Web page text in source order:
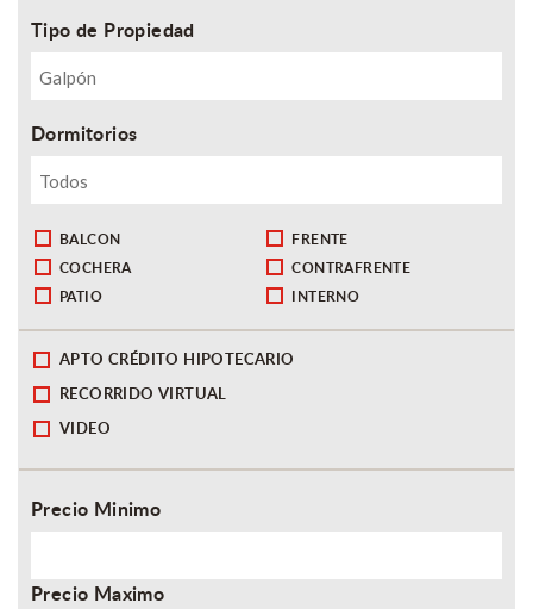
Tipo de Propiedad
Dormitorios
BALCON
FRENTE
COCHERA
CONTRAFRENTE
PATIO
INTERNO
APTO CRÉDITO HIPOTECARIO
RECORRIDO VIRTUAL
VIDEO
Precio Minimo
Precio Maximo